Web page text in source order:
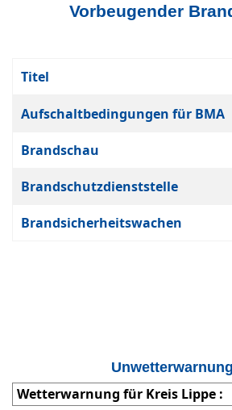
Vorbeugender
Titel
Aufschaltbedingungen für BMA
Brandschau
Brandschutzdienststelle
Brandsicherheitswachen
Wetterwarnung für Kreis Lippe :